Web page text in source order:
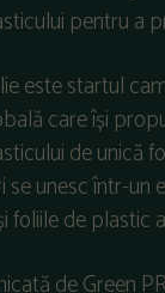
pentru a
este startul
care își
de unică
unesc într-
foliile de plastic